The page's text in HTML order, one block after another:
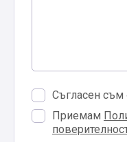
Съгласен съм
Приемам